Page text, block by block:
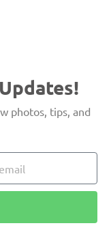
photos, tips, and